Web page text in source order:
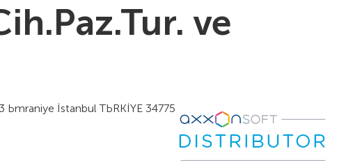
ve
Ьmraniye İstanbul TЬRKİYE 34775